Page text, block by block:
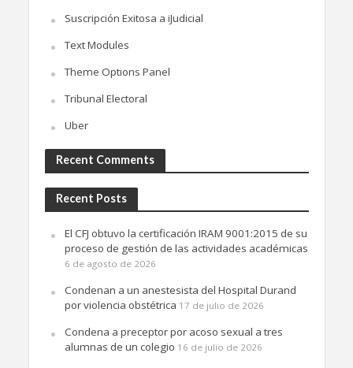
Suscripción Exitosa a iJudicial
Text Modules
Theme Options Panel
Tribunal Electoral
Uber
Recent Comments
Recent Posts
El CFJ obtuvo la certificación IRAM 9001:2015 de su
proceso de gestión de las actividades académicas
6 de agosto de 2026
Condenan a un anestesista del Hospital Durand
por violencia obstétrica 17 de julio de 2026
Condena a preceptor por acoso sexual a tres
alumnas de un colegio 16 de julio de 2026